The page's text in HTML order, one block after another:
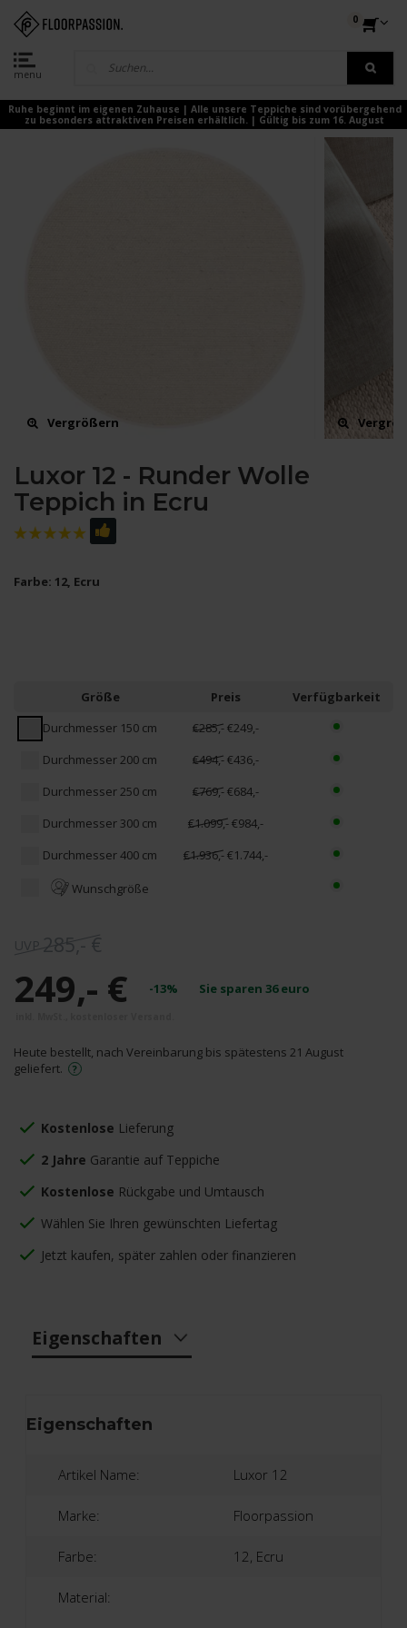
menu
0
Ruhe beginnt im eigenen Zuhause | Alle unsere Teppiche sind vorübergehend
zu besonders attraktiven Preisen erhältlich. | Gültig bis zum 16. August
Vergrößern
Luxor 12 - Runder Wolle
Teppich in Ecru
Farbe: 12, Ecru
Größe Preis
Verfügbarkeit
Durchmesser 150 cm
€285,-€249,-
Durchmesser 200 cm
€494,-€436,-
Durchmesser 250 cm
€769,-€684,-
Durchmesser 300 cm
€1.099,-€984,-
Durchmesser 400 cm
€1.936,-€1.744,-
Wunschgröße
285,- €
249,- € -13% Sie sparen 36euro
Heute bestellt, nach Vereinbarung bis spätestens 21 August
geliefert.
Kostenlose Lieferung
2 Jahre Garantie auf Teppiche
Kostenlose Rückgabe und Umtausch
Wählen Sie Ihren gewünschten Liefertag
Jetzt kaufen, später zahlen oder finanzieren
Eigenschaften
Eigenschaften
Artikel Name: Luxor 12
Marke: Floorpassion
Farbe: 12, Ecru
Material: